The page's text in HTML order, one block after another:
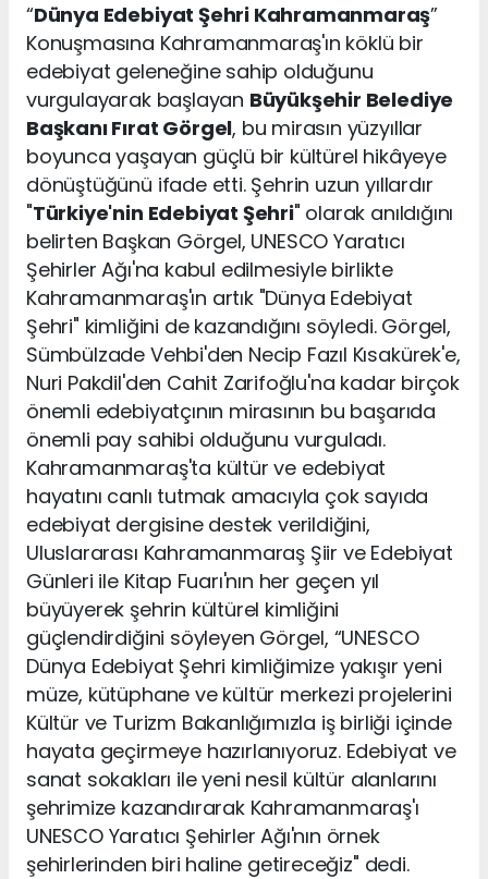
“Dünya Edebiyat Şehri Kahramanmaraş”
Konuşmasına Kahramanmaraş'ın köklü bir
edebiyat geleneğine sahip olduğunu
vurgulayarak başlayan Büyükşehir Belediye
Başkanı Fırat Görgel, bu mirasın yüzyıllar
boyunca yaşayan güçlü bir kültürel hikâyeye
dönüştüğünü ifade etti. Şehrin uzun yıllardır
"Türkiye'nin Edebiyat Şehri" olarak anıldığını
belirten Başkan Görgel, UNESCO Yaratıcı
Şehirler Ağı'na kabul edilmesiyle birlikte
Kahramanmaraş'ın artık "Dünya Edebiyat
Şehri" kimliğini de kazandığını söyledi. Görgel,
Sümbülzade Vehbi'den Necip Fazıl Kısakürek'e,
Nuri Pakdil'den Cahit Zarifoğlu'na kadar birçok
önemli edebiyatçının mirasının bu başarıda
önemli pay sahibi olduğunu vurguladı.
Kahramanmaraş'ta kültür ve edebiyat
hayatını canlı tutmak amacıyla çok sayıda
edebiyat dergisine destek verildiğini,
Uluslararası Kahramanmaraş Şiir ve Edebiyat
Günleri ile Kitap Fuarı'nın her geçen yıl
büyüyerek şehrin kültürel kimliğini
güçlendirdiğini söyleyen Görgel, “UNESCO
Dünya Edebiyat Şehri kimliğimize yakışır yeni
müze, kütüphane ve kültür merkezi projelerini
Kültür ve Turizm Bakanlığımızla iş birliği içinde
hayata geçirmeye hazırlanıyoruz. Edebiyat ve
sanat sokakları ile yeni nesil kültür alanlarını
şehrimize kazandırarak Kahramanmaraş'ı
UNESCO Yaratıcı Şehirler Ağı'nın örnek
şehirlerinden biri haline getireceğiz" dedi.